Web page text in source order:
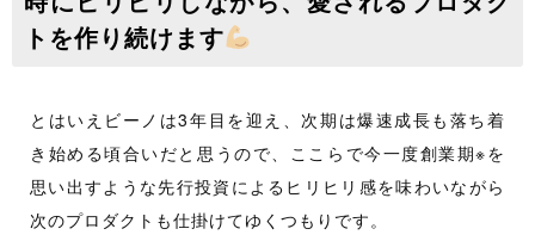
トを作り続けます
とはいえビーノは3年目を迎え、次期は爆速成長も落ち着
き始める頃合いだと思うので、ここらで今一度創業期※を
思い出すような先行投資によるヒリヒリ感を味わいながら
次のプロダクトも仕掛けてゆくつもりです。